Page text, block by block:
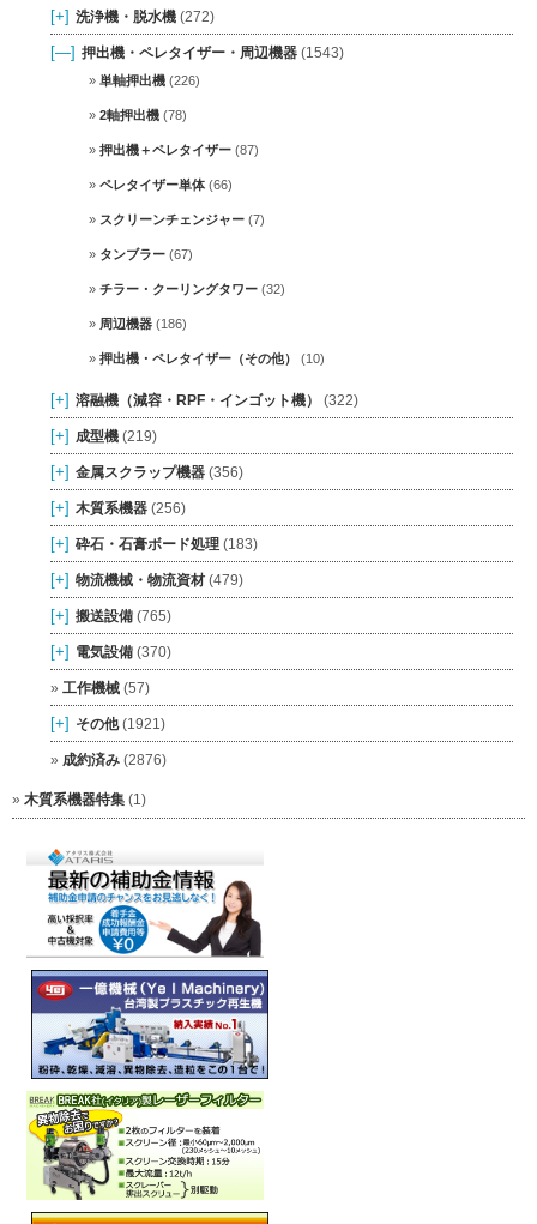
[+] 洗浄機・脱水機 (272)
[—] 押出機・ペレタイザー・周辺機器 (1543)
単軸押出機 (226)
2軸押出機 (78)
押出機＋ペレタイザー (87)
ペレタイザー単体 (66)
スクリーンチェンジャー (7)
タンブラー (67)
チラー・クーリングタワー (32)
周辺機器 (186)
押出機・ペレタイザー（その他） (10)
[+] 溶融機（減容・RPF・インゴット機） (322)
[+] 成型機 (219)
[+] 金属スクラップ機器 (356)
[+] 木質系機器 (256)
[+] 砕石・石膏ボード処理 (183)
[+] 物流機械・物流資材 (479)
[+] 搬送設備 (765)
[+] 電気設備 (370)
工作機械 (57)
[+] その他(1921)
成約済み (2876)
木質系機器特集 (1)